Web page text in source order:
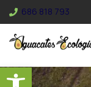
Abrir
686 818 793